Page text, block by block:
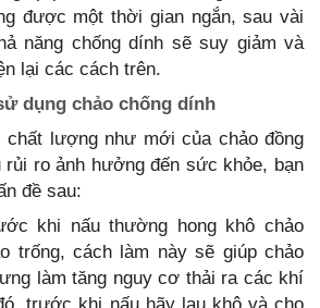
được một thời gian ngắn, sau vài
năng chống dính sẽ suy giảm và
lại các cách trên.
dụng chảo chống dính
lượng như mới của chảo đồng
rủi ro ảnh hưởng đến sức khỏe, bạn
đề sau:
khi nấu thường hong khô chảo
trống, cách làm này sẽ giúp chảo
làm tăng nguy cơ thải ra các khí